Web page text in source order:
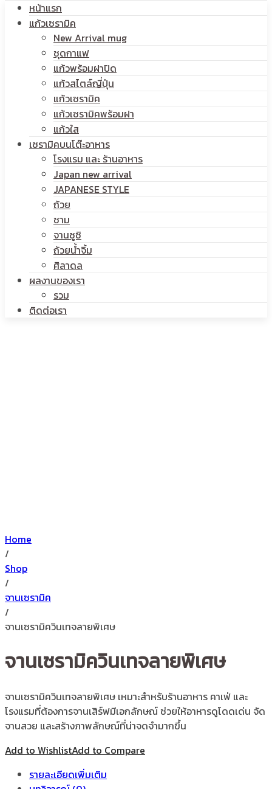
สกรีน
หน้าแรก
แก้วเซรามิค
New Arrival mug
ชุดกาแฟ
แก้วพร้อมฝาปิด
แก้วสไตล์ญี่ปุ่น
แก้วเซรามิค
แก้วเซรามิคพร้อมฝา
แก้วใส
เซรามิคบนโต๊ะอาหาร
โรงแรม และ ร้านอาหาร
Japan new arrival
JAPANESE STYLE
ถ้วย
ชาม
จานซูชิ
ถ้วยน้ำจิ้ม
ศิลาดล
ผลงานของเรา
รวม
ติดต่อเรา
Home
/
Shop
/
จานเซรามิค
/
จานเซรามิควินเทจลายพิเศษ
จานเซรามิควินเทจลายพิเศษ
จานเซรามิควินเทจลายพิเศษ เหมาะสำหรับร้านอาหาร คาเฟ่ และ
โรงแรมที่ต้องการจานเสิร์ฟมีเอกลักษณ์ ช่วยให้อาหารดูโดดเด่น จัด
จานสวย และสร้างภาพลักษณ์ที่น่าจดจำมากขึ้น
Add to WishlistAdd to Compare
รายละเอียดเพิ่มเติม